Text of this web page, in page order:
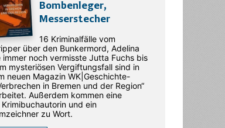
Bombenleger,
Messerstecher
16 Kriminalfälle vom
über den Bunkermord, Adelina
immer noch vermisste Jutta Fuchs bis
mysteriösen Vergiftungsfall sind in
neuen Magazin WK|Geschichte-
in Bremen und der Region“
Außerdem kommen eine
Krimibuchautorin und ein
zu Wort.